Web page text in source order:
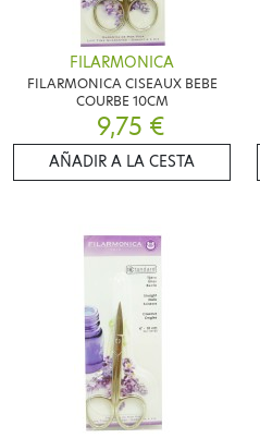
FILARMONICA
FILARMONICA CISEAUX BEBE
COURBE 10CM
9,75 €
AÑADIR A LA CESTA